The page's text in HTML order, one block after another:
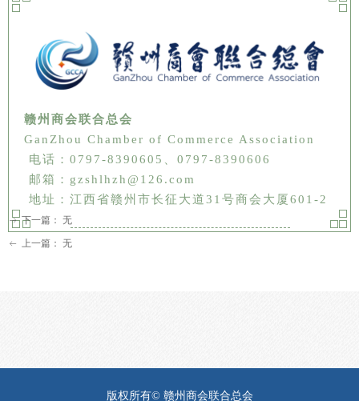
赣州商会联合总会
GanZhou Chamber of Commerce Association
电话：0797-8390605、 0797-8390606
邮箱：gzshlhzh@126.com
地址：江西省赣州市长征大道31号商会大厦601-2
ꂃ 上一篇： 无
ꁹ 下一篇： 无
版权所有© 赣州商会联合总会